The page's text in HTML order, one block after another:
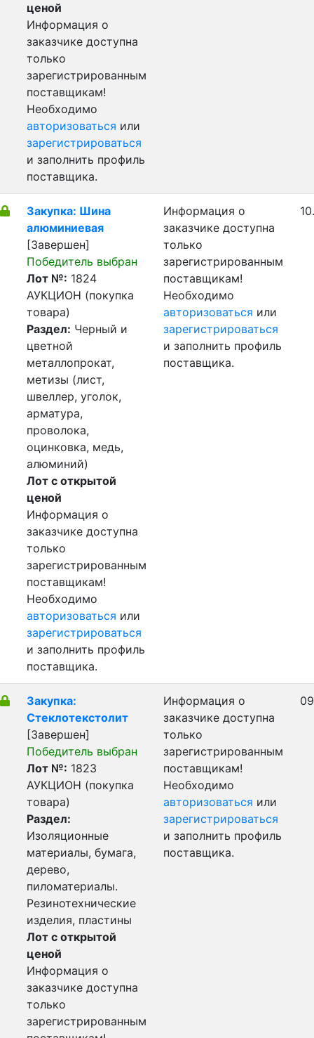
ценой
Информация о
заказчике доступна
только
зарегистрированным
поставщикам!
Необходимо
авторизоваться или
зарегистрироваться
и заполнить профиль
поставщика.
Закупка: Шина
алюминиевая
[Завершен]
Победитель выбран
Лот №: 1824
АУКЦИОН (покупка
товара)
Раздел: Черный и
цветной
металлопрокат,
метизы (лист,
швеллер, уголок,
арматура,
проволока,
оцинковка, медь,
алюминий)
Лот с открытой
ценой
Информация о
заказчике доступна
только
зарегистрированным
поставщикам!
Необходимо
авторизоваться или
зарегистрироваться
и заполнить профиль
поставщика.
Информация о
заказчике доступна
только
зарегистрированным
поставщикам!
Необходимо
авторизоваться или
зарегистрироваться
и заполнить профиль
поставщика.
Закупка:
Стеклотекстолит
[Завершен]
Победитель выбран
Лот №: 1823
АУКЦИОН (покупка
товара)
Раздел:
Изоляционные
материалы, бумага,
дерево,
пиломатериалы.
Резинотехнические
изделия, пластины
Лот с открытой
ценой
Информация о
заказчике доступна
только
зарегистрированным
Информация о
заказчике доступна
только
зарегистрированным
поставщикам!
Необходимо
авторизоваться или
зарегистрироваться
и заполнить профиль
поставщика.